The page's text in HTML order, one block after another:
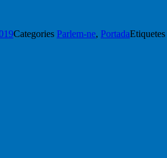
Categories Parlem-ne, PortadaEtiquetes